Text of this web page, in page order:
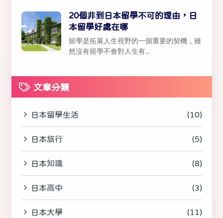
20個非到日本留學不可的理由，日
本留學好處在哪
留學是拓展人生視野的一個重要的契機，雖
然沒有留學不會對人生有..
文章分類
日本留學生活 (10)
日本旅行 (5)
日本知識 (8)
日本高中 (3)
日本大學 (11)